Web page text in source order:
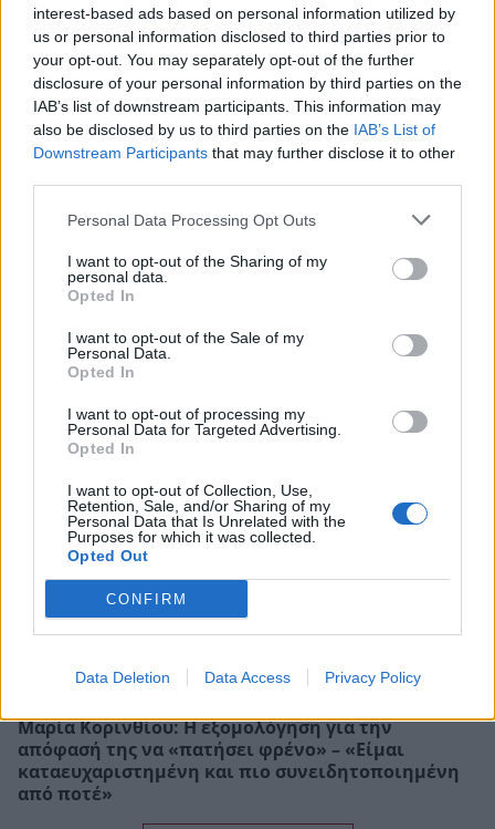
interest-based ads based on personal information utilized by
us or personal information disclosed to third parties prior to
your opt-out. You may separately opt-out of the further
disclosure of your personal information by third parties on the
IAB’s list of downstream participants. This information may
also be disclosed by us to third parties on the IAB’s List of
Downstream Participants that may further disclose it to other
Personal Data Processing Opt Outs
I want to opt-out of the Sharing of my
personal data.
Opted In
I want to opt-out of the Sale of my
Personal Data.
Opted In
I want to opt-out of processing my
Personal Data for Targeted Advertising.
Opted In
I want to opt-out of Collection, Use,
Retention, Sale, and/or Sharing of my
Personal Data that Is Unrelated with the
Purposes for which it was collected.
Opted Out
CONFIRM
Data Deletion Data Access Privacy Policy
Λάκης Γαβαλάς: Η ανάρτηση για τα 74α γενέθλιά
του – «Ευγνώμων για όλα τα συμβάντα της ζωής
μου»
Έλενα Τσαβαλιά: Νοσταλγεί τις διακοπές της στα
Μαρία Κορινθίου: Η εξομολόγηση για την
απόφασή της να «πατήσει φρένο» – «Είμαι
καταευχαριστημένη και πιο συνειδητοποιημένη
από ποτέ»